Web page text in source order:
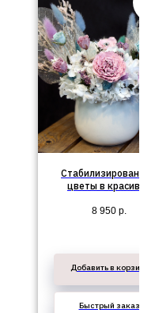
цветы в красивой
8 950 р.
Добавить в корзину
Быстрый заказ